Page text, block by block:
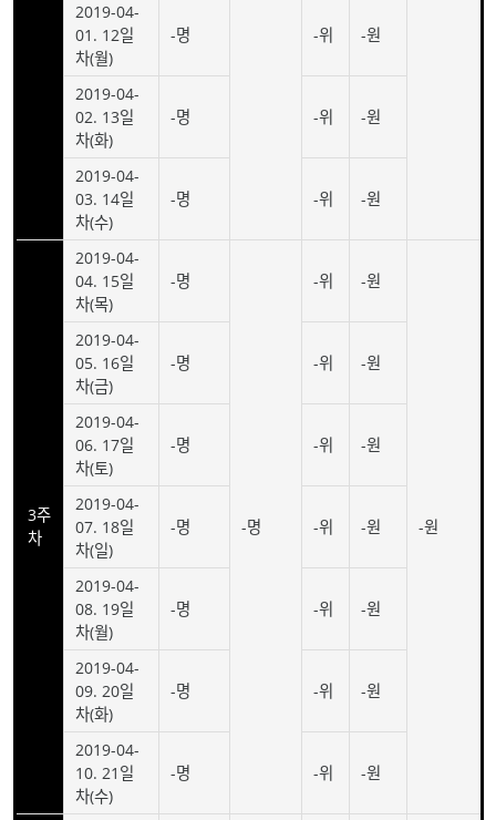
2019-04-
01. 12일
차(월)
-명 -위 -원
2019-04-
02. 13일
차(화)
-명 -위 -원
2019-04-
03. 14일
차(수)
-명 -위 -원
3주
차
2019-04-
04. 15일
차(목)
-명
-명
-위 -원
-원
2019-04-
05. 16일
차(금)
-명 -위 -원
2019-04-
06. 17일
차(토)
-명 -위 -원
2019-04-
07. 18일
차(일)
-명 -위 -원
2019-04-
08. 19일
차(월)
-명 -위 -원
2019-04-
09. 20일
차(화)
-명 -위 -원
2019-04-
10. 21일
차(수)
-명 -위 -원